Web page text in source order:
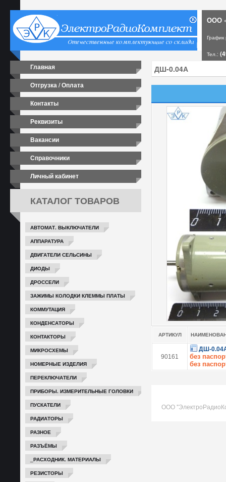
ООО
Тел.:
Главная
Отгрузка / Оплата
Контакты
Реквизиты
Вакансии
Справочники
Личный кабинет
КАТАЛОГ ТОВАРОВ
АВТОМАТ. ВЫКЛЮЧАТЕЛИ
АППАРАТУРА
ДВИГАТЕЛИ СЕЛЬСИНЫ
ДИОДЫ
ДРОССЕЛИ
ЗАЖИМЫ КОЛОДКИ КЛЕММЫ ПЛАТЫ
КОММУТАЦИЯ
КОНДЕНСАТОРЫ
КОНТАКТОРЫ
МИКРОСХЕМЫ
НОМЕРНЫЕ ИЗДЕЛИЯ
ПЕРЕКЛЮЧАТЕЛИ
ПРИБОРЫ. ИЗМЕРИТЕЛЬНЫЕ ГОЛОВКИ
ПУСКАТЕЛИ
РАДИАТОРЫ
РАЗНОЕ
РАЗЪЁМЫ
_РАСХОДНИК. МАТЕРИАЛЫ
РЕЗИСТОРЫ
АРТИКУЛ
90161
ДШ-
без
без
ООО